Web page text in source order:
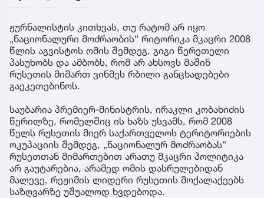
ჟურნალისტის კითხვას, თუ რატომ არ იყო
„ნაციონალური მოძრაობის“ რიტორიკა მკაცრი 2008
წლის აგვისტოს ომის შემდეგ, გიგი წერეთელი
პასუხობს და ამბობს, რომ არ ახსოვს მაშინ
რუსეთის მიმართ ვინმეს რბილი განცხადებები
გაეკეთებინოს.
საუბარია პრემიერ-მინისტრის, ირაკლი კობახიძის
წერილზე, რომელშიც ის ხაზს უსვამს, რომ 2008
წელს რუსეთის მიერ საქართველოს ტერიტორიების
ოკუპაციის შემდეგ, „ნაციონალურ მოძრაობას“
რუსეთთან მიმართებით არათუ მკაცრი პოლიტიკა
არ გაუტარებია, არამედ ომის დასრულებიდან
მალევე, რეჟიმის ლიდერი რუსეთის მოქალაქეებს
საზღვარზე უშუალოდ ხვდებოდა.